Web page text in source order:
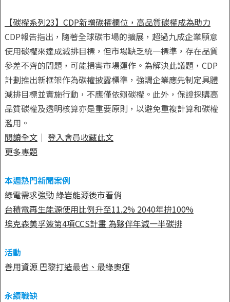
【碳權系列23】CDP新增碳權欄位，高品質碳權成為助力
CDP報告指出，隨著全球碳市場的擴展，超過九成企業願意
使用碳權來達成減排目標，但市場缺乏統一標準，存在品質
參差不齊的問題，可能損害市場運作。為解決此議題，CDP
計劃推出新框架作為碳權披露標準，強調企業應先制定具體
減排目標並實施行動，不應僅依賴碳權。此外，保證採購高
品質碳權及透明核算亦是重要原則，以避免重複計算和碳權
濫用。
閱讀全文 ｜ 登入會員收藏此文
更多專題
本週熱門新聞案例
綠電需求強勁 綠岩能源後市看俏
台積電再生能源使用比例升至11.2% 2040年拚100%
埃克森美孚簽第4項CCS計畫 為夥伴年減一半碳排
活動
善用資源 巴黎打造最省、最綠奧運
永續職缺